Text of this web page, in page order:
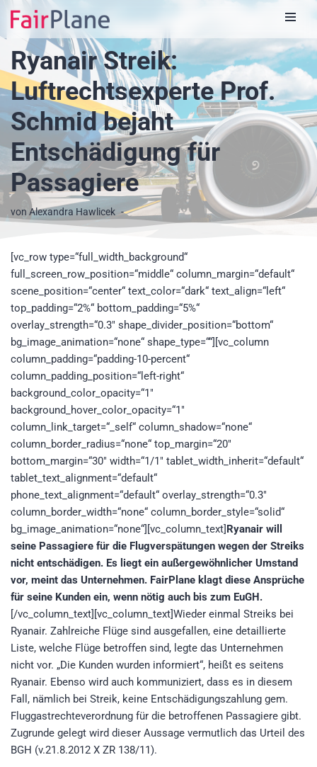
Zum
Inhalt
Ryanair Streik:
Luftrechtsexperte Prof.
Schmid bejaht
Entschädigung für
Passagiere
von Alexandra Hawlicek
[vc_row type=“full_width_background“
full_screen_row_position=“middle“ column_margin=“default“
scene_position=“center“ text_color=“dark“ text_align=“left“
top_padding=“2%“ bottom_padding=“5%“
overlay_strength=“0.3″ shape_divider_position=“bottom“
bg_image_animation=“none“ shape_type=““][vc_column
column_padding=“padding-10-percent“
column_padding_position=“left-right“
background_color_opacity=“1″
background_hover_color_opacity=“1″
column_link_target=“_self“ column_shadow=“none“
column_border_radius=“none“ top_margin=“20″
bottom_margin=“30″ width=“1/1″ tablet_width_inherit=“default“
tablet_text_alignment=“default“
phone_text_alignment=“default“ overlay_strength=“0.3″
column_border_width=“none“ column_border_style=“solid“
bg_image_animation=“none“][vc_column_text]Ryanair will
seine Passagiere für die Flugverspätungen wegen der Streiks
nicht entschädigen. Es liegt ein außergewöhnlicher Umstand
vor, meint das Unternehmen. FairPlane klagt diese Ansprüche
für seine Kunden ein, wenn nötig auch bis zum EuGH.
[/vc_column_text][vc_column_text]Wieder einmal Streiks bei
Ryanair. Zahlreiche Flüge sind ausgefallen, eine detaillierte
Liste, welche Flüge betroffen sind, legte das Unternehmen
nicht vor. „Die Kunden wurden informiert“, heißt es seitens
Ryanair. Ebenso wird auch kommuniziert, dass es in diesem
Fall, nämlich bei Streik, keine Entschädigungszahlung gem.
Fluggastrechteverordnung für die betroffenen Passagiere gibt.
Zugrunde gelegt wird dieser Aussage vermutlich das Urteil des
BGH (v.21.8.2012 X ZR 138/11).